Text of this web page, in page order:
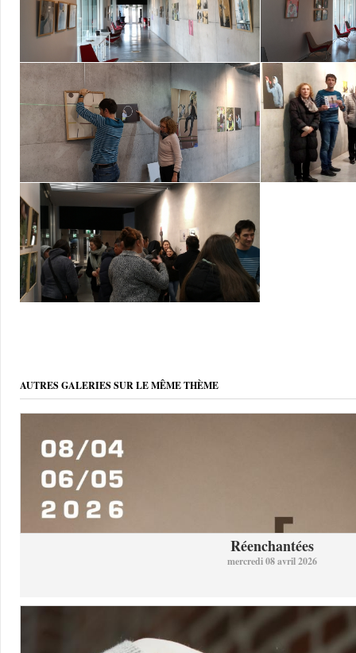
AUTRES GALERIES SUR LE MÊME THÈME
Réenchantées
mercredi 08 avril 2026